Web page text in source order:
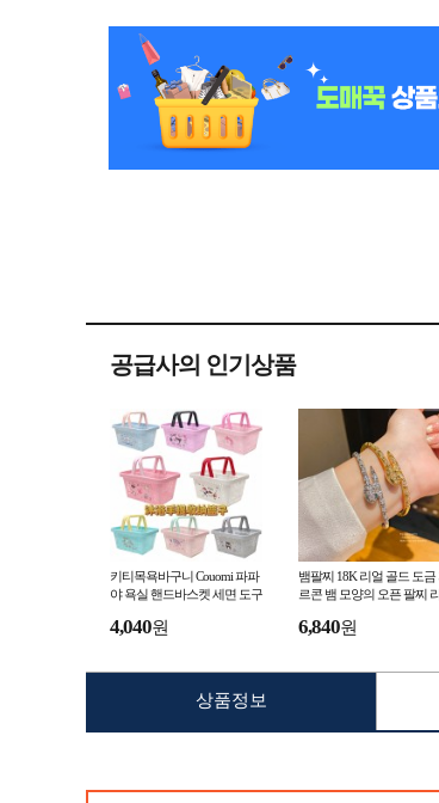
공급사의 인기상품
키티목욕바구니 Couomi 파파
야 욕실 핸드바스켓 세면 도구
4,040원
뱀팔찌 18K 리얼 골드 도금
르콘 뱀 모양의 오픈 팔찌
6,840원
상품정보